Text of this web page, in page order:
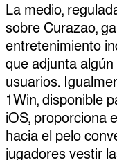
La medio,
sobre Curazao,
entretenimiento
que adjunta
usuarios.
1Win, disponible
iOS, proporciona
hacia el pelo
jugadores vestir